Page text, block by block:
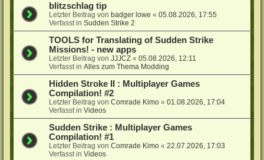
blitzschlag tip
Letzter Beitrag vonbadger lowe «05.08.2026, 17:55
Verfasst inSudden Strike 2
TOOLS for Translating of Sudden Strike
Missions! - new apps
Letzter Beitrag vonJJJCZ «05.08.2026, 12:11
Verfasst inAlles zum Thema Modding
Hidden Stroke II : Multiplayer Games
Compilation! #2
Letzter Beitrag vonComrade Kimo «01.08.2026, 17:04
Verfasst inVideos
Sudden Strike : Multiplayer Games
Compilation! #1
Letzter Beitrag vonComrade Kimo «22.07.2026, 17:03
Verfasst inVideos